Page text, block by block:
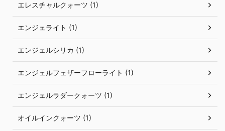
エレスチャルクォーツ (1)
エンジェライト (1)
エンジェルシリカ (1)
エンジェルフェザーフローライト (1)
エンジェルラダークォーツ (1)
オイルインクォーツ (1)